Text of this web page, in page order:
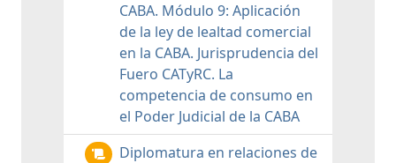
CABA. Módulo 9: Aplicación
de la ley de lealtad comercial
en la CABA. Jurisprudencia del
Fuero CATyRC. La
competencia de consumo en
el Poder Judicial de la CABA
Diplomatura en relaciones de